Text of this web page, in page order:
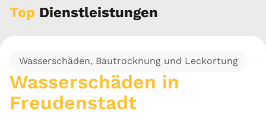
Top Dienstleistungen
Wasserschäden, Bautrocknung und Leckortung
Wasserschäden in
Freudenstadt